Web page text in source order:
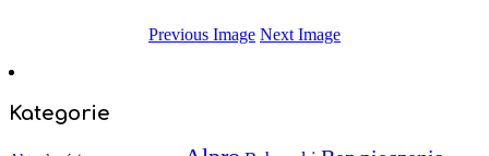
Previous Image Next Image
Kategorie